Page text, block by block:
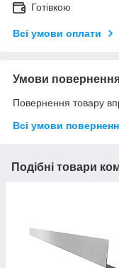
Готівкою
Всі умови оплати
Умови
Повернення товару
Всі умови
Подібні товари